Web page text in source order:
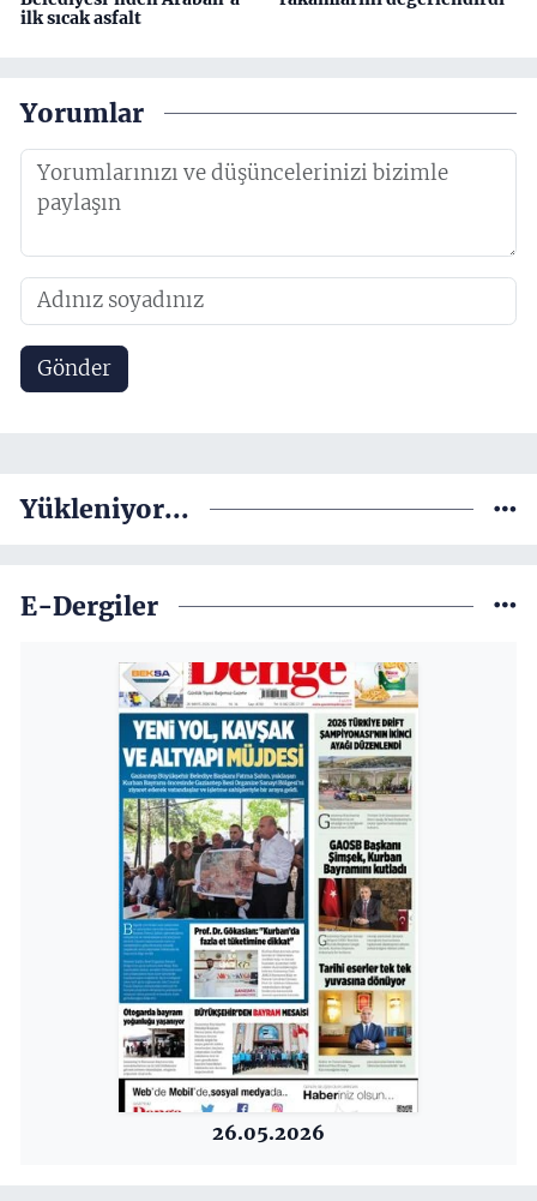
ilk sıcak asfalt
Yorumlar
Gönder
Yükleniyor...
E-Dergiler
26.05.2026